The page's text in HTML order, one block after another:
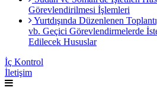
Görevlendirilmesi İşlemleri
Yurtdışında Düzenlenen
vb. Geçici Görevlendirmelerde
Edilecek Hususlar
İç Kontrol
İletişim